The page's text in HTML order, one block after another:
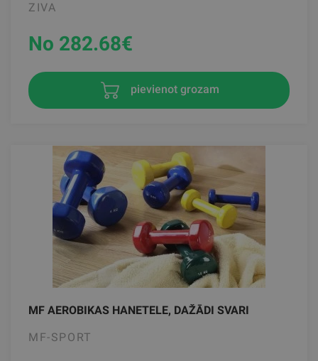
ZIVA
No 282.68€
pievienot grozam
MF AEROBIKAS HANETELE, DAŽĀDI SVARI
MF-SPORT